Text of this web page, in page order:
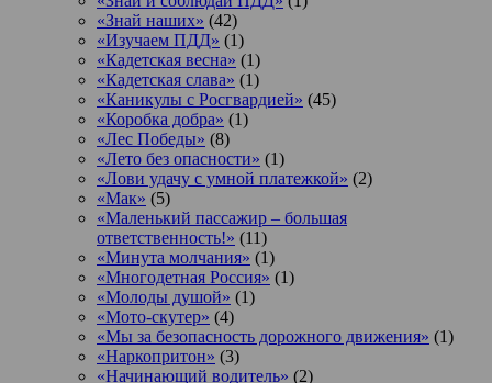
«Знай наших» (42)
«Изучаем ПДД» (1)
«Кадетская весна» (1)
«Кадетская слава» (1)
«Каникулы с Росгвардией» (45)
«Коробка добра» (1)
«Лес Победы» (8)
«Лето без опасности» (1)
«Лови удачу с умной платежкой» (2)
«Мак» (5)
«Маленький пассажир – большая
ответственность!» (11)
«Минута молчания» (1)
«Многодетная Россия» (1)
«Молоды душой» (1)
«Мото-скутер» (4)
«Мы за безопасность дорожного движения» (1)
«Наркопритон» (3)
«Начинающий водитель» (2)